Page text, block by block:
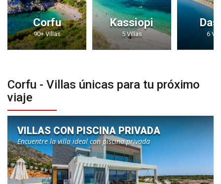
Corfu
90+ Villas
Kassiopi
5 Villas 6
Corfu - Villas únicas para tu próximo
viaje
VILLAS CON PISCINA PRIVADA
Encuentre la villa ideal con piscina privada